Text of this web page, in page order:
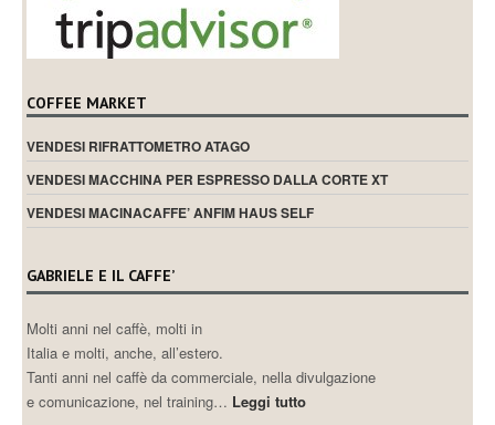
COFFEE MARKET
VENDESI RIFRATTOMETRO ATAGO
VENDESI MACCHINA PER ESPRESSO DALLA CORTE XT
VENDESI MACINACAFFE’ ANFIM HAUS SELF
GABRIELE E IL CAFFE’
Molti anni nel caffè, molti in
Italia e molti, anche, all’estero.
Tanti anni nel caffè da commerciale, nella divulgazione
e comunicazione, nel training… Leggi tutto